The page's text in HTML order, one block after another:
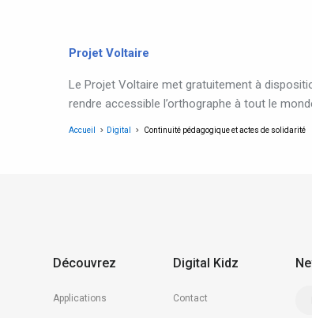
Projet Voltaire
Le Projet Voltaire met gratuitement à
rendre accessible l’orthographe à tout le
Accueil Digital Continuité pédagogique et actes de solidarité
Découvrez
Applications
Digital Kidz
Contact